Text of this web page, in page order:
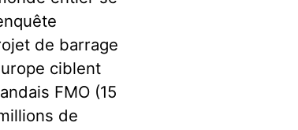
de barrage
ciblent
FMO (15
de